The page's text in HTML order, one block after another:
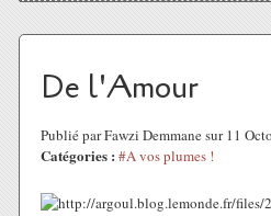
De l'Amour
Publié par Fawzi Demmane sur 11
Catégories : #A vos plumes !